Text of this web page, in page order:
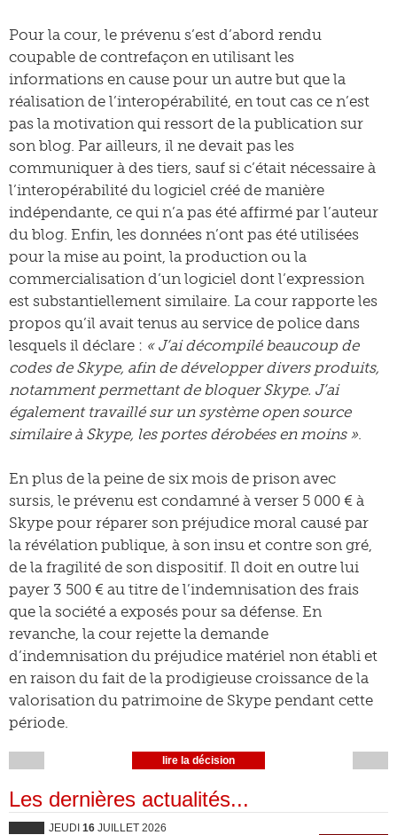
Pour la cour, le prévenu s’est d’abord rendu
coupable de contrefaçon en utilisant les
informations en cause pour un autre but que la
réalisation de l’interopérabilité, en tout cas ce n’est
pas la motivation qui ressort de la publication sur
son blog. Par ailleurs, il ne devait pas les
communiquer à des tiers, sauf si c’était nécessaire à
l’interopérabilité du logiciel créé de manière
indépendante, ce qui n’a pas été affirmé par l’auteur
du blog. Enfin, les données n’ont pas été utilisées
pour la mise au point, la production ou la
commercialisation d’un logiciel dont l’expression
est substantiellement similaire. La cour rapporte les
propos qu’il avait tenus au service de police dans
lesquels il déclare : « J’ai décompilé beaucoup de
codes de Skype, afin de développer divers produits,
notamment permettant de bloquer Skype. J’ai
également travaillé sur un système open source
similaire à Skype, les portes dérobées en moins ».
En plus de la peine de six mois de prison avec
sursis, le prévenu est condamné à verser 5 000 € à
Skype pour réparer son préjudice moral causé par
la révélation publique, à son insu et contre son gré,
de la fragilité de son dispositif. Il doit en outre lui
payer 3 500 € au titre de l’indemnisation des frais
que la société a exposés pour sa défense. En
revanche, la cour rejette la demande
d’indemnisation du préjudice matériel non établi et
en raison du fait de la prodigieuse croissance de la
valorisation du patrimoine de Skype pendant cette
période.
lire la décision
Les dernières actualités...
JEUDI 16 JUILLET 2026